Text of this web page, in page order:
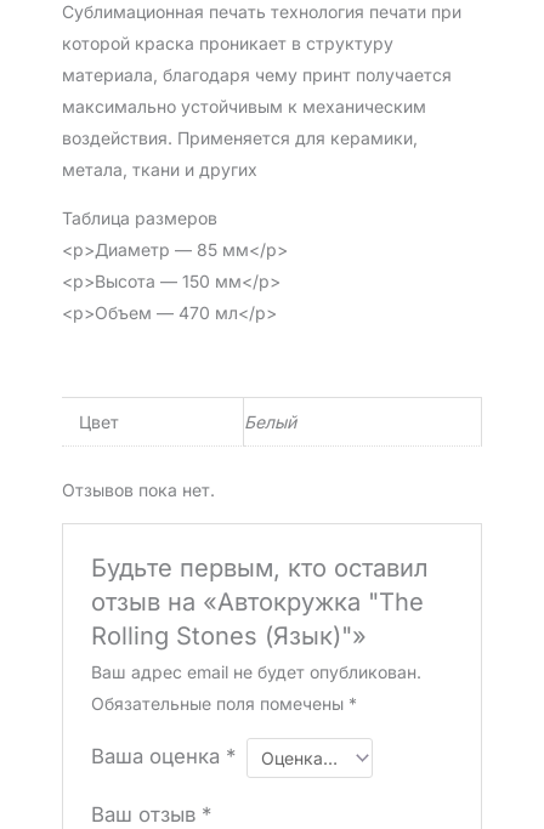
Сублимационная печать технология печати при
которой краска проникает в структуру
материала, благодаря чему принт получается
максимально устойчивым к механическим
воздействия. Применяется для керамики,
метала, ткани и других
Таблица размеров
<p>Диаметр — 85 мм</p>
<p>Высота — 150 мм</p>
<p>Объем — 470 мл</p>
Цвет Белый
Отзывов пока нет.
Будьте первым, кто оставил
отзыв на «Автокружка "The
Rolling Stones (Язык)"»
Ваш адрес email не будет опубликован.
Обязательные поля помечены *
Ваша оценка *
Ваш отзыв *